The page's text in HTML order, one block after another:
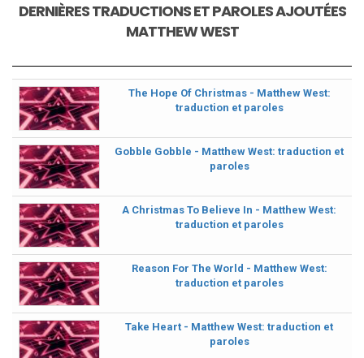
DERNIÈRES TRADUCTIONS ET PAROLES AJOUTÉES
MATTHEW WEST
The Hope Of Christmas - Matthew West:
traduction et paroles
Gobble Gobble - Matthew West: traduction et
paroles
A Christmas To Believe In - Matthew West:
traduction et paroles
Reason For The World - Matthew West:
traduction et paroles
Take Heart - Matthew West: traduction et
paroles